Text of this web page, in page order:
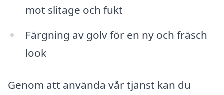
mot slitage och fukt
Färgning av golv för en ny och fräsch
look
Genom att använda vår tjänst kan du